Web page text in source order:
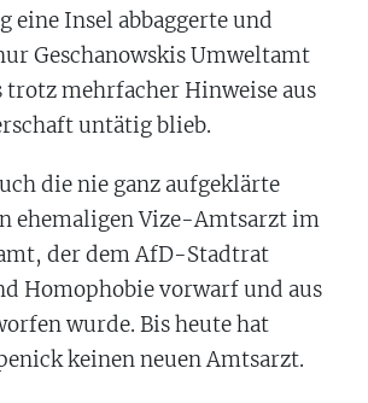
eine Insel abbaggerte und
Geschanowskis Umweltamt
trotz mehrfacher Hinweise aus
untätig blieb.
die nie ganz aufgeklärte
ehemaligen Vize-Amtsarzt im
der dem AfD-Stadtrat
Homophobie vorwarf und aus
wurde. Bis heute hat
keinen neuen Amtsarzt.